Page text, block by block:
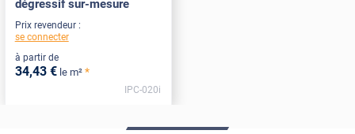
dégressif sur-mesure
Prix revendeur :
se connecter
à partir de
34,43 € le m² *
IPC-020i